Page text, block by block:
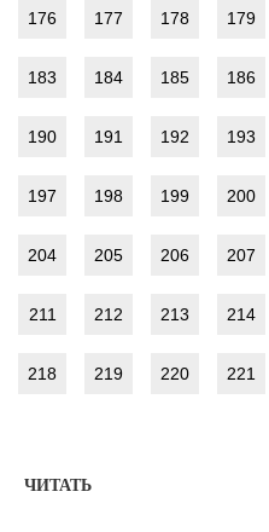
176 177 178 179
183 184 185 186
190 191 192 193
197 198 199 200
204 205 206 207
211 212 213 214
218 219 220 221
ЧИТАТЬ